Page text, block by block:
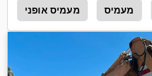
מעמיס אופני מעמיס